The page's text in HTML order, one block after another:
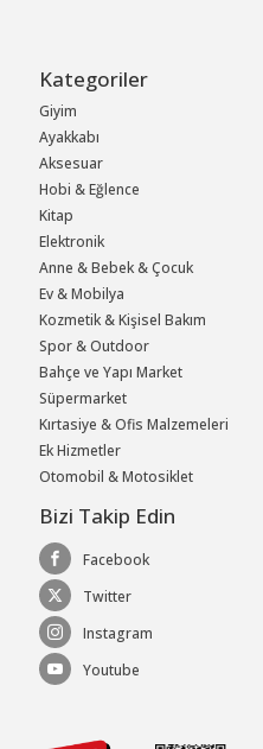
Kategoriler
Giyim
Ayakkabı
Aksesuar
Hobi & Eğlence
Kitap
Elektronik
Anne & Bebek & Çocuk
Ev & Mobilya
Kozmetik & Kişisel Bakım
Spor & Outdoor
Bahçe ve Yapı Market
Süpermarket
Kırtasiye & Ofis Malzemeleri
Ek Hizmetler
Otomobil & Motosiklet
Bizi Takip Edin
Facebook
Twitter
Instagram
Youtube